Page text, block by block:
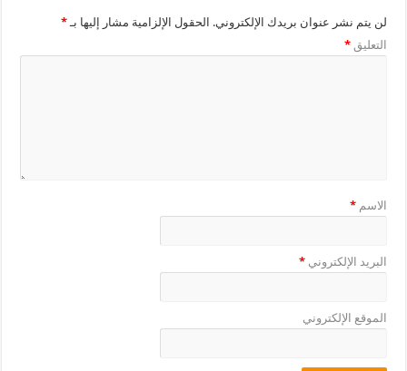
لن يتم نشر عنوان بريدك الإلكتروني. الحقول الإلزامية مشار إليها بـ*
التعليق*
الاسم*
البريد الإلكتروني*
الموقع الإلكتروني